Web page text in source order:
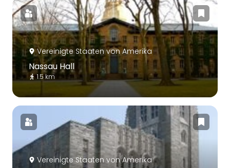
Vereinigte Staaten von Amerika
Nassau Hall
1.5 km
Vereinigte Staaten von Amerika